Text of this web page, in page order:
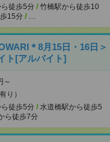
徒歩5分 / 竹橋駅から徒歩10
15分 / …
＊8月15日・16日
ト[アルバイト]
～
り）
徒歩5分 / 水道橋駅から徒歩5
ら徒歩7分